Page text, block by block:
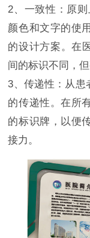
2、一致性：原
颜色和文字的使
的设计方案。在
间的标识不同，
3、传递性：从患
的传递性。在所
的标识牌，以便
接力。